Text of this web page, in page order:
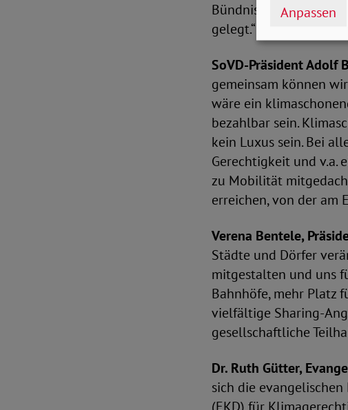
Bündnisses
gelegt.“
SoVD-Präsident Adolf
gemeinsam können
wäre ein
bezahlbar sein.
kein Luxus sein. Bei
Gerechtigkeit und v.a.
zu Mobilität
erreichen, von der am
Verena Bentele,
Städte und Dörfer
mitgestalten und uns
Bahnhöfe, mehr Platz
vielfältige Sharing-
gesellschaftliche
Dr. Ruth Gütter,
sich die
Anpassen